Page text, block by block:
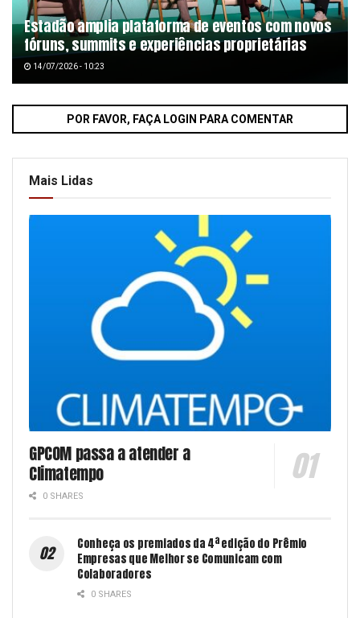
Estadão amplia plataforma de eventos com novos
fóruns, summits e experiências proprietárias
14/07/2026 - 10:23
POR FAVOR, FAÇA LOGIN PARA COMENTAR
Mais Lidas
GPCOM passa a atender a
Climatempo
0 SHARES
Conheça os premiados da 4ª edição do Prêmio
Empresas que Melhor se Comunicam com
Colaboradores
0 SHARES